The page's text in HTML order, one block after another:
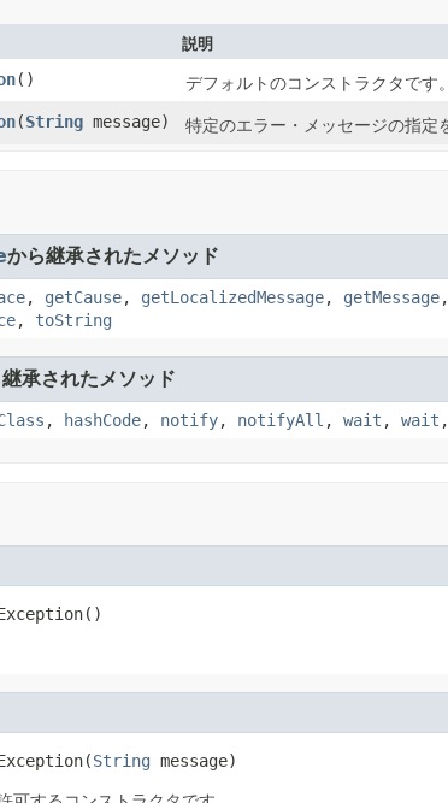
説明
()
デフォルトのコンストラクタです。
(String message) 特定のエラー・メッセージの指定
から継承されたメソッド
, getCause, getLocalizedMessage, getMessage,
, toString
承されたメソッド
, hashCode, notify, notifyAll , wait , wait ,
String message)